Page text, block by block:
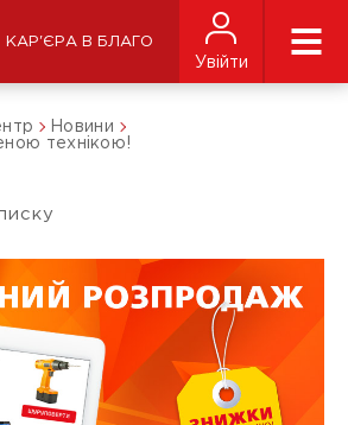
КАР'ЄРА В БЛАГО
Увійти
Новини
технікою!